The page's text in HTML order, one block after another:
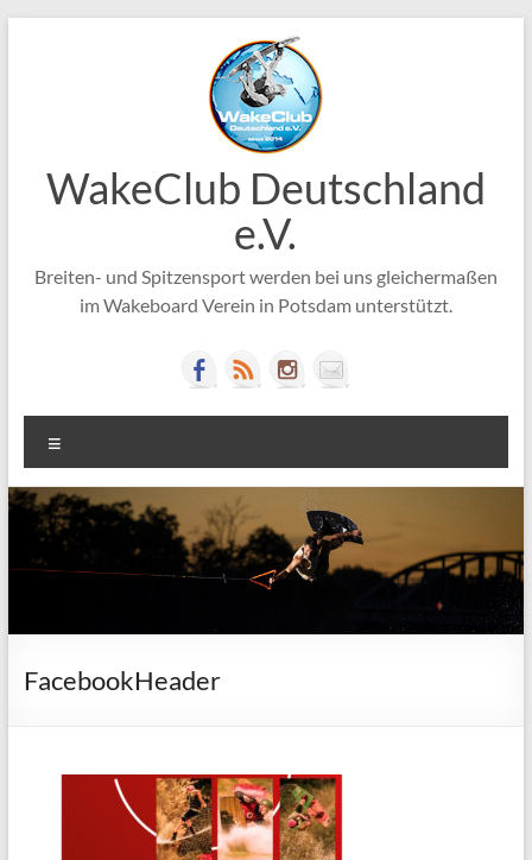
WakeClub Deutschland
e.V.
Breiten- und Spitzensport werden bei uns gleichermaßen
im Wakeboard Verein in Potsdam unterstützt.
FacebookHeader